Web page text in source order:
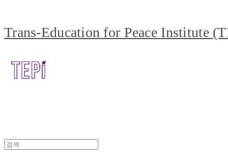
Trans-Education for Peace Institute